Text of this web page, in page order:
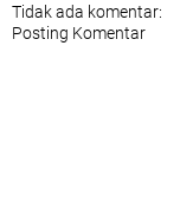
Tidak ada komentar:
Posting Komentar